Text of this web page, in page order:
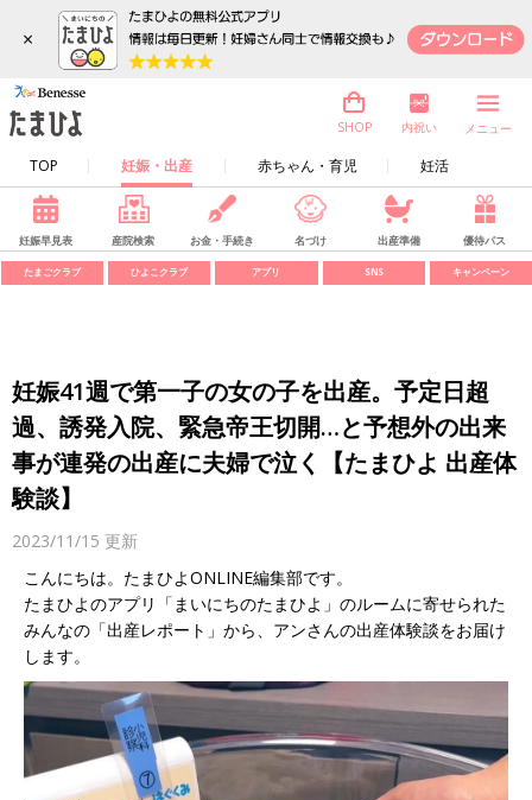
×
TOP 妊娠・出産 赤ちゃん・育児 妊活
SHOP 内祝い メニュー
妊娠早見表 産院検索 お金・手続き 名づけ 出産準備 優待パス
たまごクラブ ひよこクラブ アプリ SNS キャンペーン
妊娠41週で第一子の女の子を出産。予定日超
過、誘発入院、緊急帝王切開…と予想外の出来
事が連発の出産に夫婦で泣く【たまひよ 出産体
験談】
2023/11/15 更新
こんにちは。たまひよONLINE編集部です。
たまひよのアプリ「まいにちのたまひよ」のルームに寄せられた
みんなの「出産レポート」から、アンさんの出産体験談をお届け
します。